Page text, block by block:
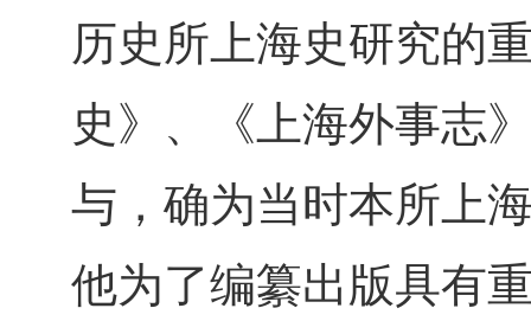
历史所上海史研究的
史》、《上海外事志
与，确为当时本所上
他为了编纂出版具有